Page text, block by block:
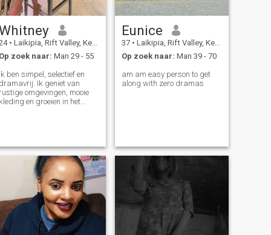
• Laikipia, Rift Valley, Kenya
zoek naar: Man 29 - 55
ben simpel, selectief en
Ik geniet van
omgevingen, mooie
en groeien in het
kunnen we het prima
elkaar vinden.
Eunice
37 • Laikipia, Rift Valley, Kenya
Op zoek naar: Man 39 - 70
am am easy person to get
along with zero dramas